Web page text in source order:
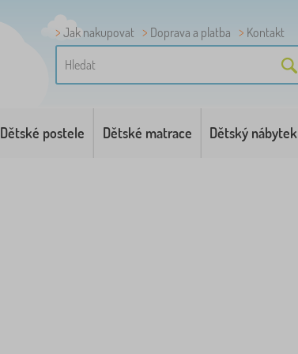
Jak nakupovat Doprava a platba Kontakt
Dětské postele Dětské matrace Dětský nábytek